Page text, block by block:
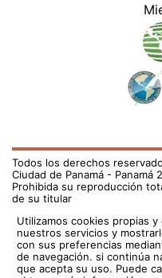
Todos los derechos
Ciudad de Panamá - Panamá
Prohibida su reproducción
de su titular
Utilizamos cookies propias
nuestros servicios y
con sus preferencias
de navegación. si continúa
que acepta su uso. Puede